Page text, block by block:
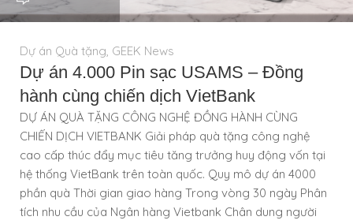
Dự án Quà tặng, GEEK News
Dự án 4.000 Pin sạc USAMS – Đồng
hành cùng chiến dịch VietBank
DỰ ÁN QUÀ TẶNG CÔNG NGHỆ ĐỒNG HÀNH CÙNG
CHIẾN DỊCH VIETBANK Giải pháp quà tặng công nghệ
cao cấp thúc đẩy mục tiêu tăng trưởng huy động vốn tại
hệ thống VietBank trên toàn quốc. Quy mô dự án 4000
phần quà Thời gian giao hàng Trong vòng 30 ngày Phân
tích nhu cầu của Ngân hàng Vietbank Chân dung người